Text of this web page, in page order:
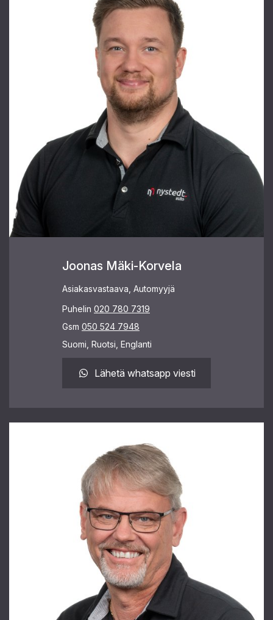
Joonas Mäki-Korvela
Asiakasvastaava, Automyyjä
Puhelin 020 780 7319
Gsm 050 524 7948
Suomi, Ruotsi, Englanti
Lähetä whatsapp viesti